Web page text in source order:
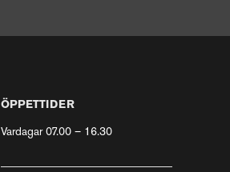
ÖPPETTIDER
Vardagar 07.00 – 16.30